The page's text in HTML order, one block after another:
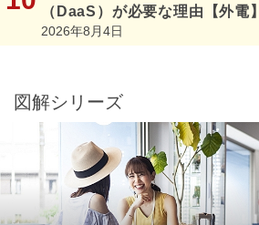
（DaaS）が必要な理由【外電】
2026年8月4日
図解シリーズ